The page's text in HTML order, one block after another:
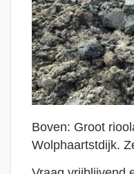
Boven: Groot
Wolphaartstdijk.